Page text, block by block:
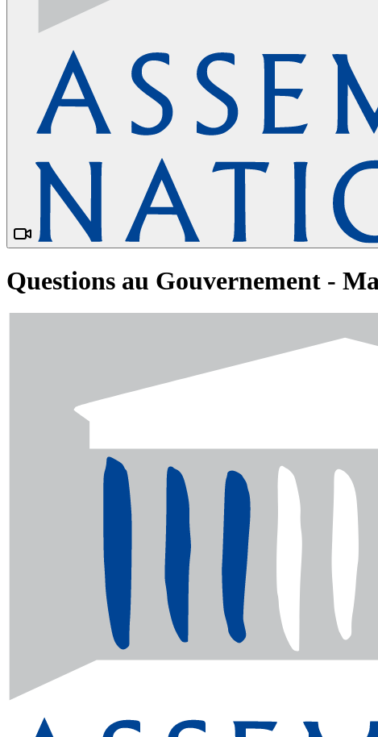
Questions au Gouvernement -